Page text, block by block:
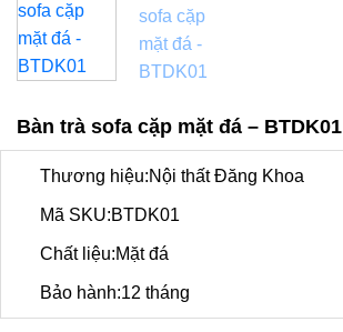
Bàn trà sofa cặp mặt đá – BTDK01
Thương hiệu:Nội thất Đăng Khoa
Mã SKU:BTDK01
Chất liệu:Mặt đá
Bảo hành:12 tháng